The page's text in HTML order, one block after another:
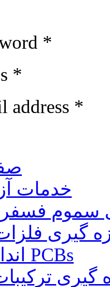
*
*
address *
خدمات
سموم
گیری
اندازه گیری PCBs